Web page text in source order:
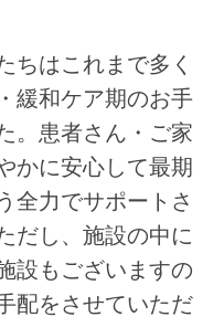
ちはこれまで多く
緩和ケア期のお手
。患者さん・ご家
かに安心して最期
全力でサポートさ
だし、施設の中に
設もございますの
配をさせていただ